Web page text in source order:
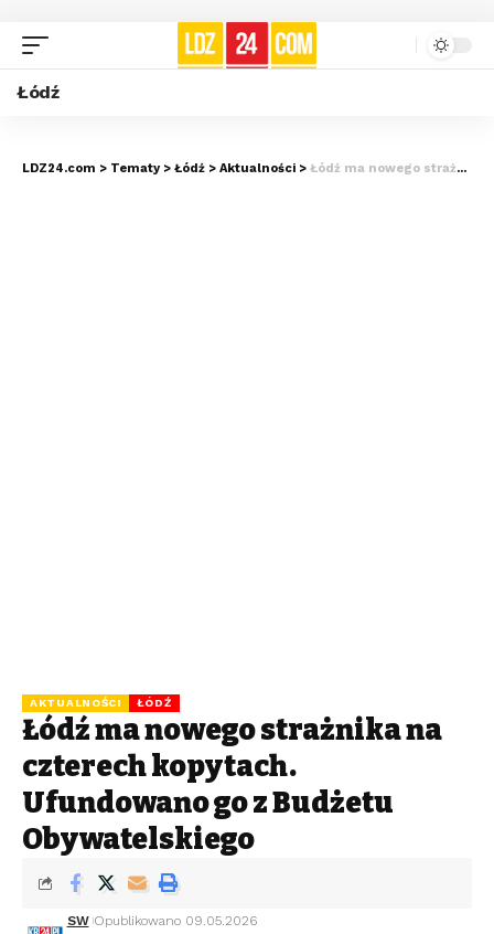
Łódź
LDZ24.com > Tematy > Łódź > Aktualności > Łódź ma nowego strażnika na czterech kopytach. Ufundowano go z Budżetu Obywatelskiego
AKTUALNOŚCI ŁÓDŹ
Łódź ma nowego strażnika na
czterech kopytach.
Ufundowano go z Budżetu
Obywatelskiego
SW Opublikowano 09.05.2026